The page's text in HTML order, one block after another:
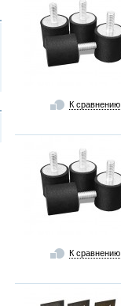
К сравнению
К сравнению